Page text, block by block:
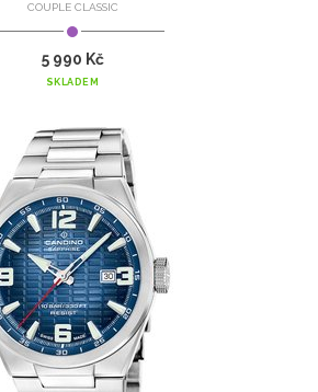
COUPLE CLASSIC
5 990 Kč
SKLADEM